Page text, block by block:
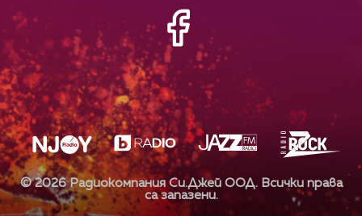
©2026Радиокомпания Си.Джей ООД. Всички права
са запазени.